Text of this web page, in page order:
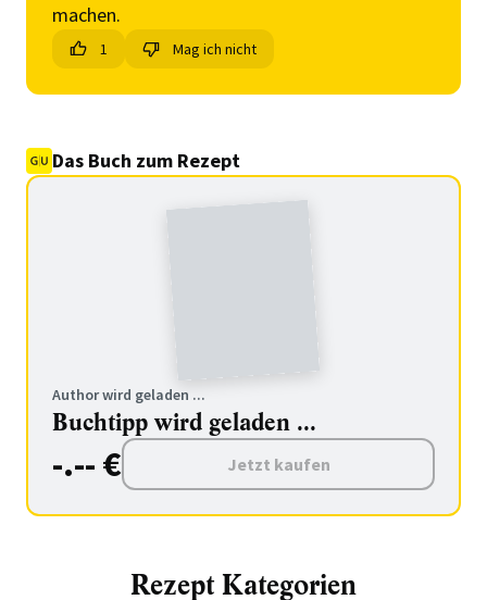
machen.
1 Mag ich nicht
Das Buch zum Rezept
Author wird geladen ...
Buchtipp wird geladen ...
-.-- € Jetzt kaufen
Rezept Kategorien